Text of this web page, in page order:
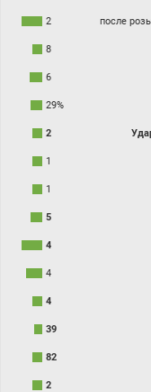
2 после
8
6
29%
2
1
1
5
4
4
4
39
82
2